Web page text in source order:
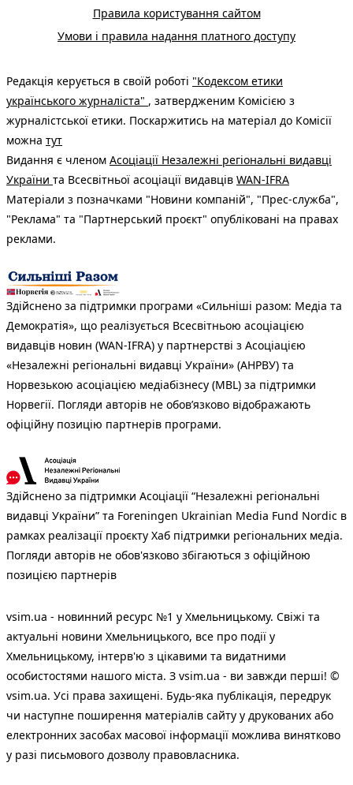
Правила користування сайтом
Умови і правила надання платного доступу
Редакція керується в своїй роботі "Кодексом етики
українського журналіста" , затвердженим Комісією з
журналістської етики. Поскаржитись на матеріал до Комісії
можна тут
Видання є членом Асоціації Незалежні регіональні видавці
України та Всесвітньої асоціації видавців WAN-IFRA
Матеріали з позначками "Новини компаній", "Прес-служба",
"Реклама" та "Партнерський проєкт" опубліковані на правах
реклами.
Здійснено за підтримки програми «Сильніші разом: Медіа та
Демократія», що реалізується Всесвітньою асоціацією
видавців новин (WAN-IFRA) у партнерстві з Асоціацією
«Незалежні регіональні видавці України» (АНРВУ) та
Норвезькою асоціацією медіабізнесу (MBL) за підтримки
Норвегії. Погляди авторів не обов’язково відображають
офіційну позицію партнерів програми.
Здійснено за підтримки Асоціації “Незалежні регіональні
видавці України” та Foreningen Ukrainian Media Fund Nordic в
рамках реалізації проєкту Хаб підтримки регіональних медіа.
Погляди авторів не обов'язково збігаються з офіційною
позицією партнерів
vsim.ua - новинний ресурс №1 у Хмельницькому. Свіжі та
актуальні новини Хмельницького, все про події у
Хмельницькому, інтерв'ю з цікавими та видатними
особистостями нашого міста. З vsim.ua - ви завжди перші! ©
vsim.ua. Усі права захищені. Будь-яка публiкацiя, передрук
чи наступне поширення матеріалів сайту у друкованих або
електронних засобах масової інформації можлива винятково
у разі письмового дозволу правовласника.